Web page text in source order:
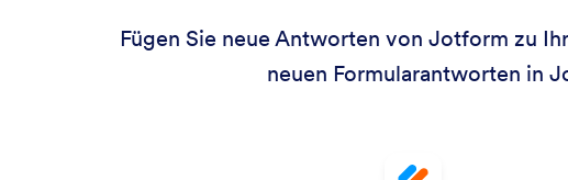
Fügen Sie neue Antworten von Jotform zu
neuen Formularantworten in